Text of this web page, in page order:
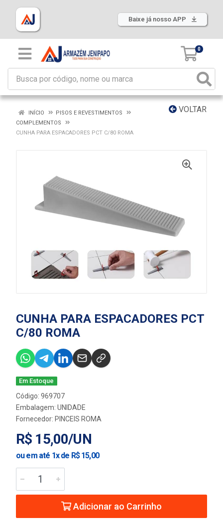
Baixe já nosso APP
0
VOLTAR
INÍCIO
PISOS E REVESTIMENTOS
COMPLEMENTOS
CUNHA PARA ESPACADORES PCT C/80 ROMA
CUNHA PARA ESPACADORES PCT
C/80 ROMA
Em Estoque
Código: 969707
Embalagem: UNIDADE
Fornecedor: PINCEIS ROMA
R$ 15,00/UN
ou em até 1x de R$ 15,00
Adicionar ao Carrinho